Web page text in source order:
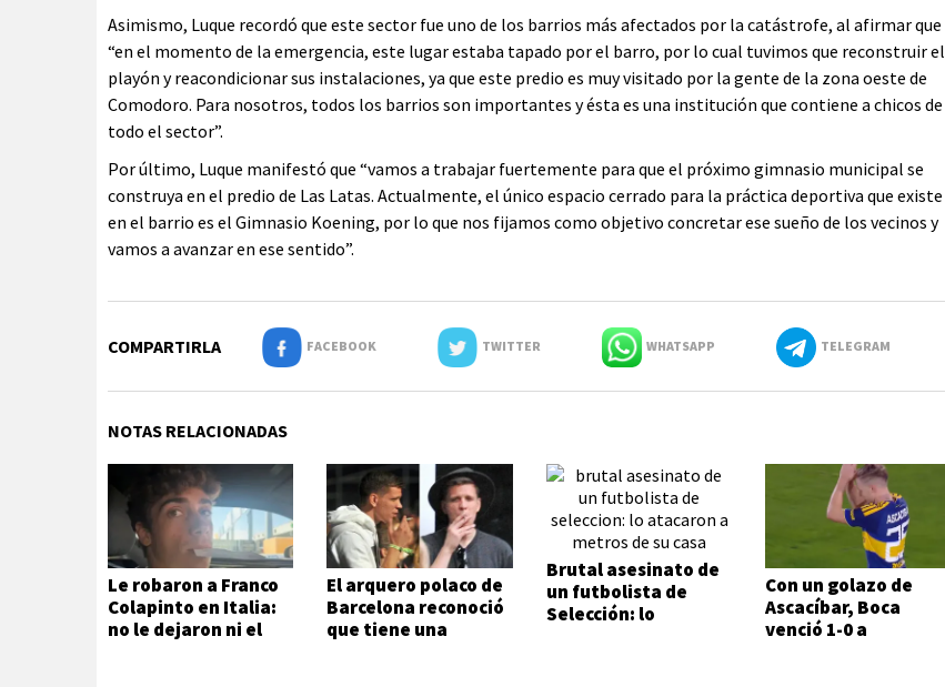
Asimismo, Luque recordó que este sector fue uno de los barrios más afectados por la catástrofe, al afirmar que
“en el momento de la emergencia, este lugar estaba tapado por el barro, por lo cual tuvimos que reconstruir el
playón y reacondicionar sus instalaciones, ya que este predio es muy visitado por la gente de la zona oeste de
Comodoro. Para nosotros, todos los barrios son importantes y ésta es una institución que contiene a chicos de
todo el sector”.
Por último, Luque manifestó que “vamos a trabajar fuertemente para que el próximo gimnasio municipal se
construya en el predio de Las Latas. Actualmente, el único espacio cerrado para la práctica deportiva que existe
en el barrio es el Gimnasio Koening, por lo que nos fijamos como objetivo concretar ese sueño de los vecinos y
vamos a avanzar en ese sentido”.
COMPARTIRLA FACEBOOK TWITTER WHATSAPP TELEGRAM
NOTAS RELACIONADAS
Le robaron a Franco
Colapinto en Italia:
no le dejaron ni el
El arquero polaco de
Barcelona reconoció
que tiene una
Brutal asesinato de
un futbolista de
Selección: lo
Con un golazo de
Ascacíbar, Boca
venció 1-0 a